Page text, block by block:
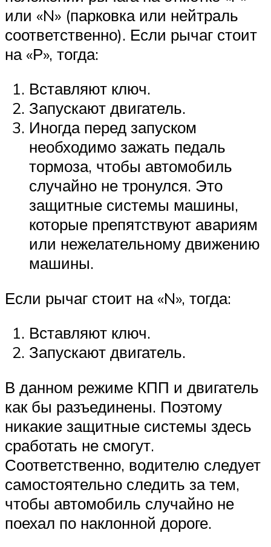
или «N» (парковка или нейтраль
соответственно). Если рычаг стоит
на «Р», тогда:
Вставляют ключ.
Запускают двигатель.
Иногда перед запуском
необходимо зажать педаль
тормоза, чтобы автомобиль
случайно не тронулся. Это
защитные системы машины,
которые препятствуют авариям
или нежелательному движению
машины.
Если рычаг стоит на «N», тогда:
Вставляют ключ.
Запускают двигатель.
В данном режиме КПП и двигатель
как бы разъединены. Поэтому
никакие защитные системы здесь
сработать не смогут.
Соответственно, водителю следует
самостоятельно следить за тем,
чтобы автомобиль случайно не
поехал по наклонной дороге.